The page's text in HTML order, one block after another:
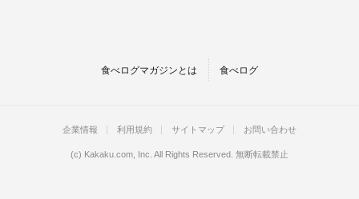
食べログマガジンとは 食べログ
企業情報 利用規約 サイトマップ お問い合わせ
(c) Kakaku.com, Inc. All Rights Reserved. 無断転載禁止